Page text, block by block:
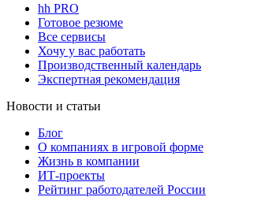
hh PRO
Готовое резюме
Все сервисы
Хочу у вас работать
Производственный календарь
Экспертная рекомендация
Новости и статьи
Блог
О компаниях в игровой форме
Жизнь в компании
ИТ-проекты
Рейтинг работодателей России